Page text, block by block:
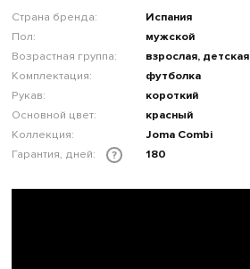
Страна бренда:
Испания
Пол:
мужской
Возрастная группа:
взрослая, детская
Комплектация:
футболка
Рукав:
короткий
Основной цвет:
красный
Коллекция:
Joma Combi
Гарантия, дней:
? 180